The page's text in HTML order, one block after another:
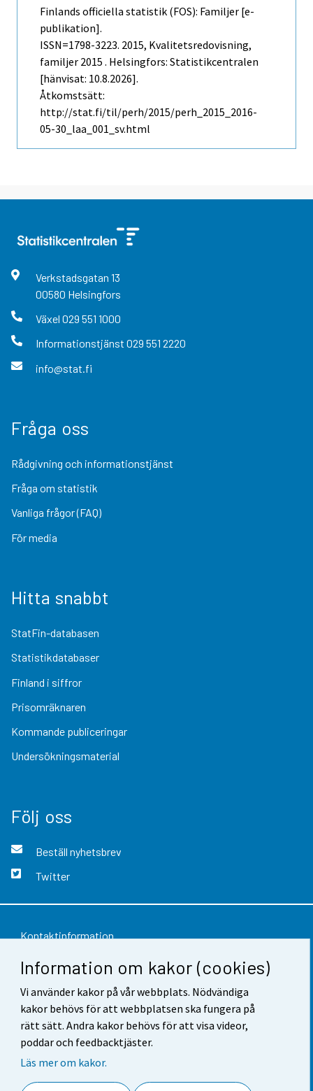
Information om kakor (cookies)
Vi använder kakor på vår webbplats. Nödvändiga
kakor behövs för att webbplatsen ska fungera på
rätt sätt. Andra kakor behövs för att visa videor,
poddar och feedbacktjäster.
Läs mer om kakor.
Finlands officiella statistik (FOS): Familjer [e-
publikation].
ISSN=1798-3223. 2015, Kvalitetsredovisning,
familjer 2015 . Helsingfors: Statistikcentralen
[hänvisat: 10.8.2026].
Åtkomstsätt:
http://stat.fi/til/perh/2015/perh_2015_2016-
05-30_laa_001_sv.html
Verkstadsgatan 13
00580 Helsingfors
Växel 029 551 1000
Informationstjänst 029 551 2220
info@stat.fi
Fråga oss
Rådgivning och informationstjänst
Fråga om statistik
Vanliga frågor (FAQ)
För media
Hitta snabbt
StatFin-databasen
Statistikdatabaser
Finland i siffror
Prisomräknaren
Kommande publiceringar
Undersökningsmaterial
Följ oss
Beställ nyhetsbrev
Twitter
Kontaktinformation
Respons
Användarvillkor
Dataskydd
Tillgänglighet